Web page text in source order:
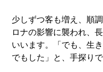
少しずつ客も増え、順
ロナの影響に襲われ、
いいます。「でも、生
でもした」と、手探り